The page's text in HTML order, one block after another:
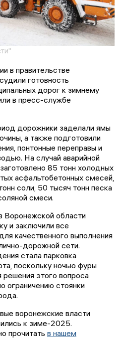
в правительстве
готовность
дорог к зимнему
в пресс-службе
дорожники заделали ямы
а также подготовили
понтонные переправы и
На случай аварийной
85 тонн холодных
асфальтобетонных смесей,
соли, 50 тысяч тонн песка
смеси.
Воронежской области
и заключили все
качественного выполнения
дорожной сети.
стала парковка
поскольку ночью фуры
этого вопроса
ограничению стоянки
воронежские власти
к зиме-2025.
прочитать в нашем